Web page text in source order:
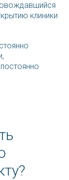
клиники